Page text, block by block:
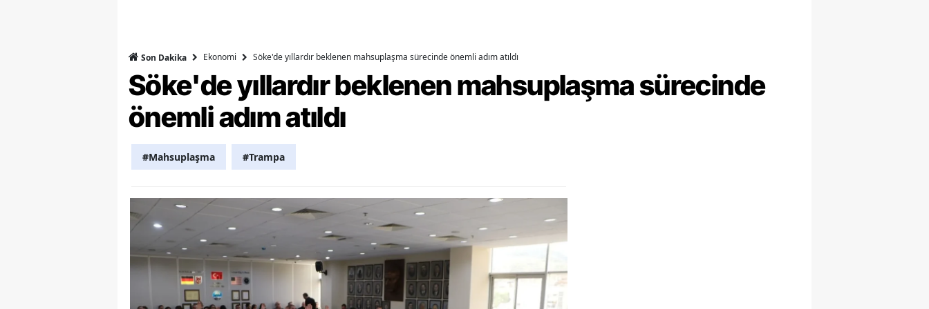
Karabük
Kilis
Osmaniye
Son Dakika Ekonomi Söke'de yıllardır beklenen mahsuplaşma sürecinde önemli adım atıldı
Söke'de yıllardır beklenen mahsuplaşma sürecinde
önemli adım atıldı
#Mahsuplaşma #Trampa